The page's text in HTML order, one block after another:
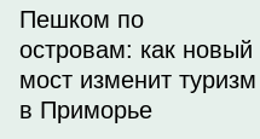
Пешком по
островам: как новый
мост изменит туризм
в Приморье